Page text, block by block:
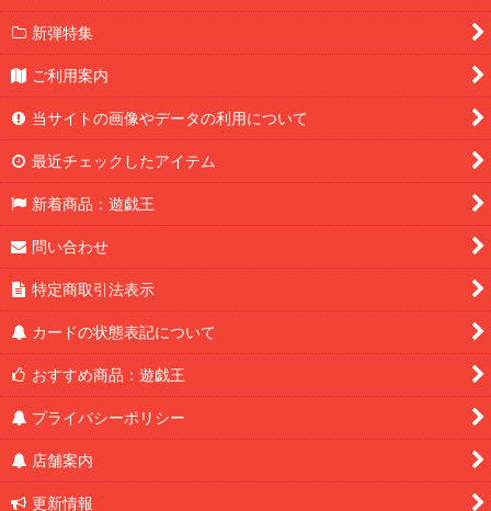
新弾特集
ご利用案内
当サイトの画像やデータの利用について
最近チェックしたアイテム
新着商品：遊戯王
問い合わせ
特定商取引法表示
カードの状態表記について
おすすめ商品：遊戯王
プライバシーポリシー
店舗案内
更新情報